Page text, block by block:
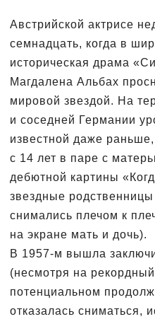
Австрийской актрисе
семнадцать, когда в
историческая драма
Магдалена Альбах
мировой звездой. На
и соседней Германии
известной даже
с 14 лет в паре с
дебютной картины
звездные
снимались плечом к
на экране мать и дочь).
В 1957-м вышла
(несмотря на
потенциальном
отказалась сниматься,